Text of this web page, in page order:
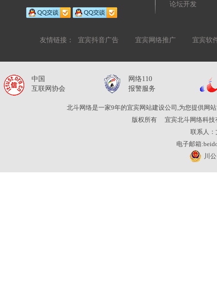
论坛开发
友情链接： 宜宾抖音广告 宜宾网络推广 宜宾软
中国
互联网协会
网络110
报警服务
北斗网络是一家9年的宜宾网站建设公司,为您提供网
版权所有
宜宾北斗网络科技
联系人：
电子邮箱
川